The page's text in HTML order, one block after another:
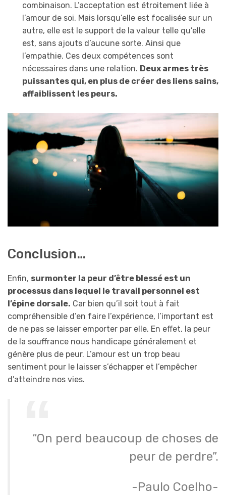
combinaison. L’acceptation est étroitement liée à
l’amour de soi. Mais lorsqu’elle est focalisée sur un
autre, elle est le support de la valeur telle qu’elle
est, sans ajouts d’aucune sorte. Ainsi que
l’empathie. Ces deux compétences sont
nécessaires dans une relation. Deux armes très
puissantes qui, en plus de créer des liens sains,
affaiblissent les peurs.
Conclusion…
Enfin, surmonter la peur d’être blessé est un
processus dans lequel le travail personnel est
l’épine dorsale. Car bien qu’il soit tout à fait
compréhensible d’en faire l’expérience, l’important est
de ne pas se laisser emporter par elle. En effet, la peur
de la souffrance nous handicape généralement et
génère plus de peur. L’amour est un trop beau
sentiment pour le laisser s’échapper et l’empêcher
d’atteindre nos vies.
“On perd beaucoup de choses de
peur de perdre”.
-Paulo Coelho-